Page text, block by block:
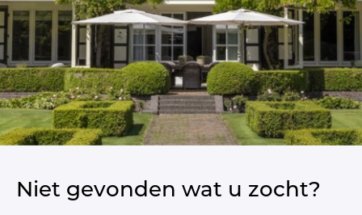
Niet gevonden wat u zocht?